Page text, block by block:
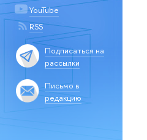
YouTube
RSS
Подписаться на
рассылки
Письмо в
редакцию